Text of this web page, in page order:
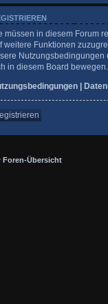
müssen in diesem Forum
weitere Funktionen
Nutzungsbedingungen
in diesem Board bewegen.
|
Foren-Übersicht